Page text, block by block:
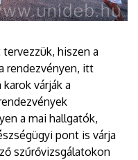
hiszen a
rendezvényen, itt
várják a
a mai hallgatók,
pont is várja
szűrővizsgálatokon